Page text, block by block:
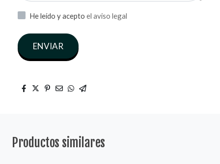
He leído y acepto el aviso legal
ENVIAR
Productos similares